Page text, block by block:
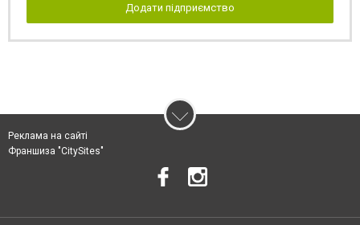
Додати підприємство
Реклама на сайті
Франшиза "CitySites"